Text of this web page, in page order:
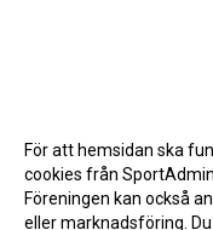
För att hemsidan ska
cookies från
Föreningen kan också
eller marknadsföring.